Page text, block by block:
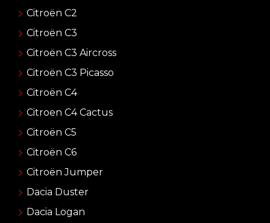
Citroën C2
Citroën C3
Citroën C3 Aircross
Citroën C3 Picasso
Citroën C4
Citroen C4 Cactus
Citroën C5
Citroën C6
Citroën Jumper
Dacia Duster
Dacia Logan